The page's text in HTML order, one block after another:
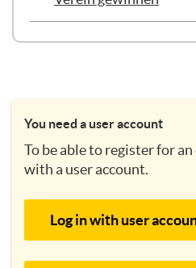
You need a user account
To be able to register for
with a user account.
Log in with user